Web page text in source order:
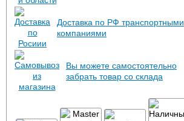
Доставка по РФ транспортными
компаниями
Вы можете самостоятельно
забрать товар со склада